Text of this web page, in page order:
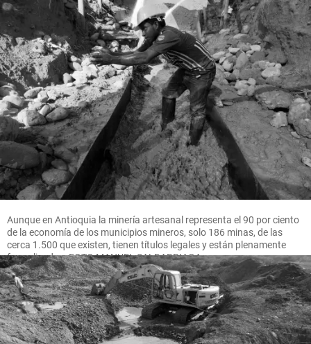
Aunque en Antioquia la minería artesanal representa el 90 por ciento
de la economía de los municipios mineros, solo 186 minas, de las
cerca 1.500 que existen, tienen títulos legales y están plenamente
formalizadas. FOTO MANUEL SALDARRIAGA